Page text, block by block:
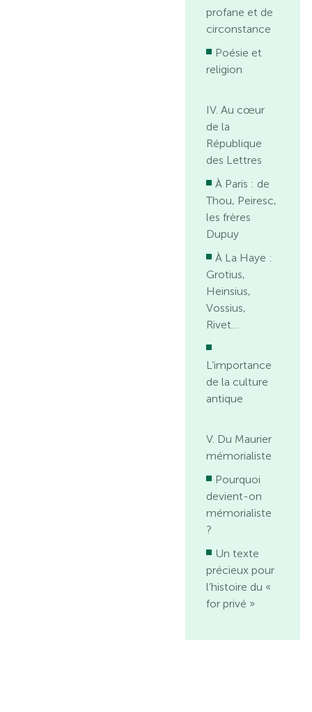
profane et de
circonstance
Poésie et
religion
IV. Au cœur
de la
République
des Lettres
À Paris : de
Thou, Peiresc,
les frères
Dupuy
À La Haye :
Grotius,
Heinsius,
Vossius,
Rivet…
L’importance
de la culture
antique
V. Du Maurier
mémorialiste
Pourquoi
devient-on
mémorialiste
?
Un texte
précieux pour
l’histoire du «
for privé »